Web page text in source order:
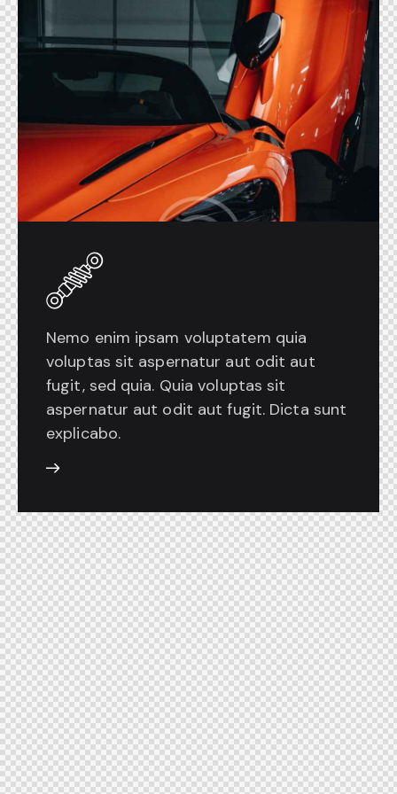
Nemo enim ipsam voluptatem quia
voluptas sit aspernatur aut odit aut
fugit, sed quia. Quia voluptas sit
aspernatur aut odit aut fugit. Dicta sunt
explicabo.